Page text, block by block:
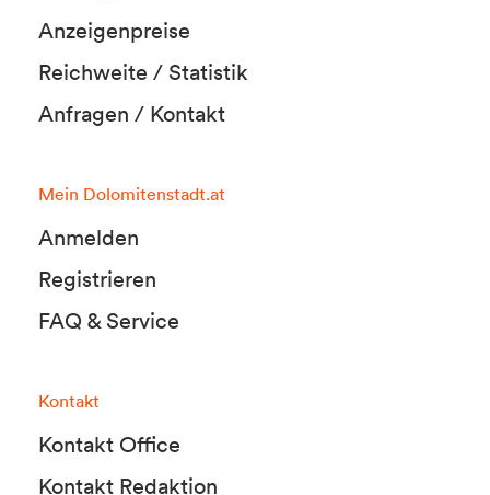
Anzeigenpreise
Reichweite / Statistik
Anfragen / Kontakt
Mein Dolomitenstadt.at
Anmelden
Registrieren
FAQ & Service
Kontakt
Kontakt Office
Kontakt Redaktion